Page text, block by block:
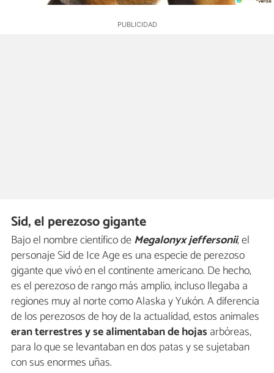
Sid, el perezoso gigante
Bajo el nombre científico deMegalonyx jeffersonii, el
personaje Sid de Ice Age es una especie de perezoso
gigante que vivó en el continente americano. De hecho,
es el perezoso de rango más amplio, incluso llegaba a
regiones muy al norte como Alaska y Yukón. A diferencia
de los perezosos de hoy de la actualidad, estos animales
eran terrestres y se alimentaban de hojas arbóreas,
para lo que se levantaban en dos patas y se sujetaban
con sus enormes uñas.